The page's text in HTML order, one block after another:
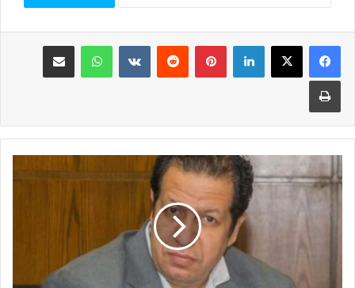
فيسبوك‫X لينكدإن بينتيريست واتساب مشاركة عبر البريد
طباعة
العجواني
يوضح